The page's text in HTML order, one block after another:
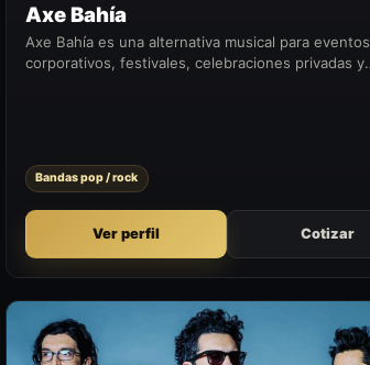
Axe Bahía
Axe Bahía es una alternativa musical para eventos
corporativos, festivales, celebraciones privadas y
Bandas pop / rock
Ver perfil Cotizar